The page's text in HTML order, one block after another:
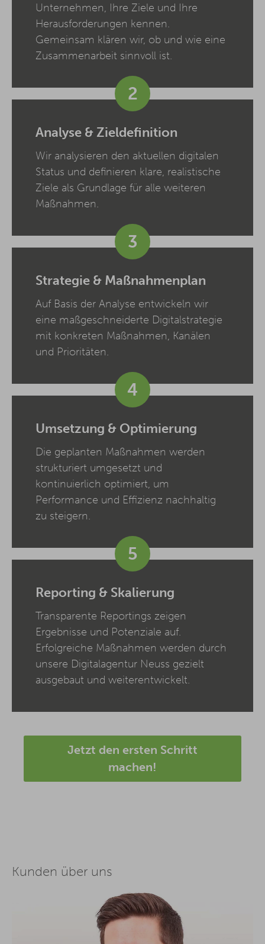
Unternehmen, Ihre Ziele und Ihre
Herausforderungen kennen.
Gemeinsam klären wir, ob und wie eine
Zusammenarbeit sinnvoll ist.
2
Analyse & Zieldefinition
Wir analysieren den aktuellen digitalen
Status und definieren klare, realistische
Ziele als Grundlage für alle weiteren
Maßnahmen.
3
Strategie & Maßnahmenplan
Auf Basis der Analyse entwickeln wir
eine maßgeschneiderte Digitalstrategie
mit konkreten Maßnahmen, Kanälen
und Prioritäten.
4
Umsetzung & Optimierung
Die geplanten Maßnahmen werden
strukturiert umgesetzt und
kontinuierlich optimiert, um
Performance und Effizienz nachhaltig
zu steigern.
5
Reporting & Skalierung
Transparente Reportings zeigen
Ergebnisse und Potenziale auf.
Erfolgreiche Maßnahmen werden durch
unsere Digitalagentur Neuss gezielt
ausgebaut und weiterentwickelt.
Jetzt den ersten Schritt
machen!
Kunden über uns